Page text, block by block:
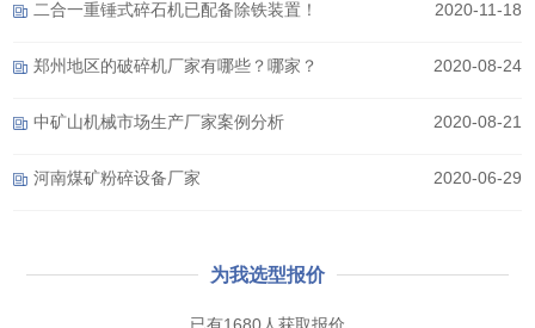
二合一重锤式碎石机已配备除铁装置！ 2020-11-18
郑州地区的破碎机厂家有哪些？哪家？ 2020-08-24
中矿山机械市场生产厂家案例分析 2020-08-21
河南煤矿粉碎设备厂家 2020-06-29
为我选型报价
已有1680人获取报价